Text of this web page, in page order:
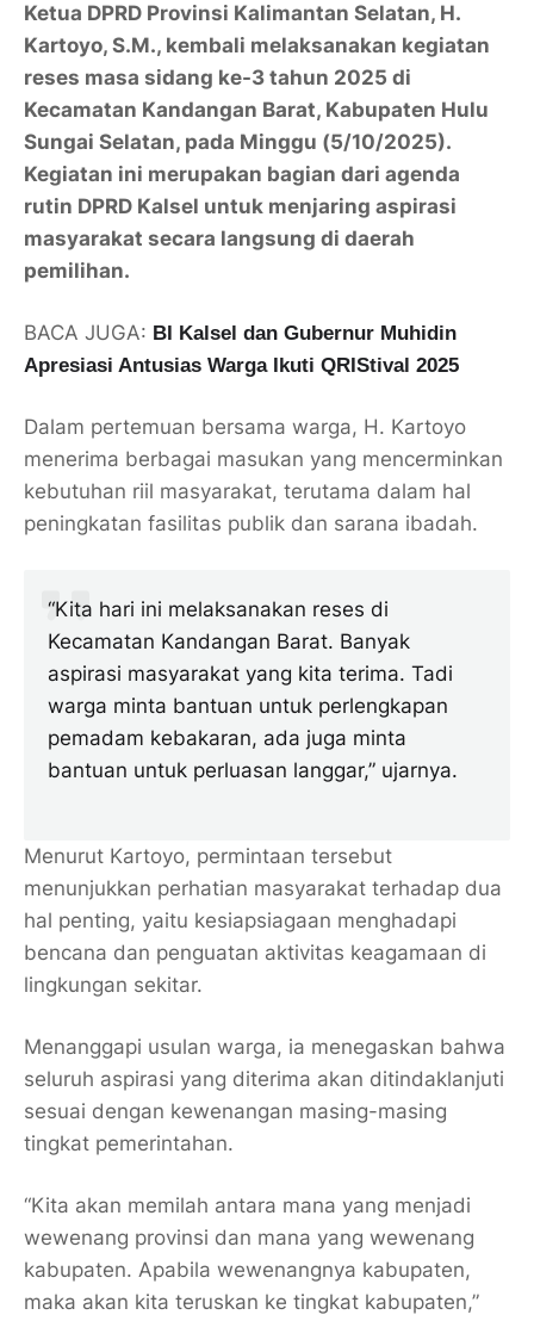
Ketua DPRD Provinsi Kalimantan Selatan, H.
Kartoyo, S.M., kembali melaksanakan kegiatan
reses masa sidang ke-3 tahun 2025 di
Kecamatan Kandangan Barat, Kabupaten Hulu
Sungai Selatan, pada Minggu (5/10/2025).
Kegiatan ini merupakan bagian dari agenda
rutin DPRD Kalsel untuk menjaring aspirasi
masyarakat secara langsung di daerah
pemilihan.
BACA JUGA: BI Kalsel dan Gubernur Muhidin
Apresiasi Antusias Warga Ikuti QRIStival 2025
Dalam pertemuan bersama warga, H. Kartoyo
menerima berbagai masukan yang mencerminkan
kebutuhan riil masyarakat, terutama dalam hal
peningkatan fasilitas publik dan sarana ibadah.
“Kita hari ini melaksanakan reses di
Kecamatan Kandangan Barat. Banyak
aspirasi masyarakat yang kita terima. Tadi
warga minta bantuan untuk perlengkapan
pemadam kebakaran, ada juga minta
bantuan untuk perluasan langgar,” ujarnya.
Menurut Kartoyo, permintaan tersebut
menunjukkan perhatian masyarakat terhadap dua
hal penting, yaitu kesiapsiagaan menghadapi
bencana dan penguatan aktivitas keagamaan di
lingkungan sekitar.
Menanggapi usulan warga, ia menegaskan bahwa
seluruh aspirasi yang diterima akan ditindaklanjuti
sesuai dengan kewenangan masing-masing
tingkat pemerintahan.
“Kita akan memilah antara mana yang menjadi
wewenang provinsi dan mana yang wewenang
kabupaten. Apabila wewenangnya kabupaten,
maka akan kita teruskan ke tingkat kabupaten,”